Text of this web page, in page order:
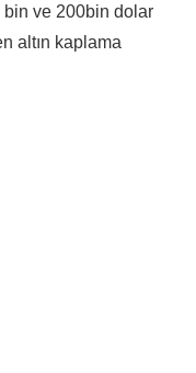
bin ve 200bin dolar
altın kaplama